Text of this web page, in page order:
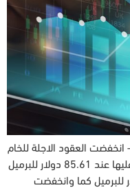
الصباح ليوم الثلاثاء 15/11/2022 – انخفضت العقود الاجلة للخام
الامريكي بنسبة 0.30 بالمئة ليتم التداول عليها عند 85.61 دولار للبرميل
عند سعر 85.87 دولار للبرميل كما وانخفضت